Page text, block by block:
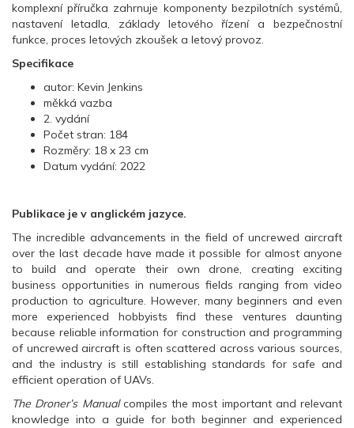
komplexní příručka zahrnuje komponenty bezpilotních systémů,
nastavení letadla, základy letového řízení a bezpečnostní
funkce, proces letových zkoušek a letový provoz.
Specifikace
autor: Kevin Jenkins
měkká vazba
2. vydání
Počet stran: 184
Rozměry: 18 x 23 cm
Datum vydání: 2022
Publikace je v anglickém jazyce.
The incredible advancements in the field of uncrewed aircraft
over the last decade have made it possible for almost anyone
to build and operate their own drone, creating exciting
business opportunities in numerous fields ranging from video
production to agriculture. However, many beginners and even
more experienced hobbyists find these ventures daunting
because reliable information for construction and programming
of uncrewed aircraft is often scattered across various sources,
and the industry is still establishing standards for safe and
efficient operation of UAVs.
The Droner’s Manualcompiles the most important and relevant
knowledge into a guide for both beginner and experienced